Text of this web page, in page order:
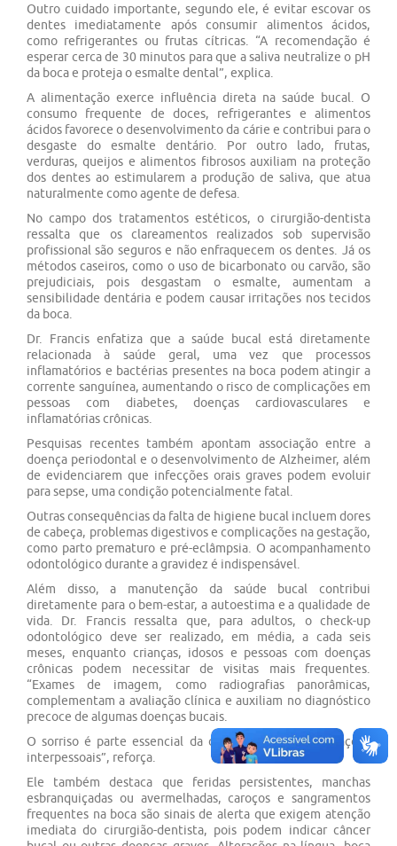
Outro cuidado importante, segundo ele, é evitar escovar os
dentes imediatamente após consumir alimentos ácidos,
como refrigerantes ou frutas cítricas. “A recomendação é
esperar cerca de 30 minutos para que a saliva neutralize o pH
da boca e proteja o esmalte dental”, explica.
A alimentação exerce influência direta na saúde bucal. O
consumo frequente de doces, refrigerantes e alimentos
ácidos favorece o desenvolvimento da cárie e contribui para o
desgaste do esmalte dentário. Por outro lado, frutas,
verduras, queijos e alimentos fibrosos auxiliam na proteção
dos dentes ao estimularem a produção de saliva, que atua
naturalmente como agente de defesa.
No campo dos tratamentos estéticos, o cirurgião-dentista
ressalta que os clareamentos realizados sob supervisão
profissional são seguros e não enfraquecem os dentes. Já os
métodos caseiros, como o uso de bicarbonato ou carvão, são
prejudiciais, pois desgastam o esmalte, aumentam a
sensibilidade dentária e podem causar irritações nos tecidos
da boca.
Dr. Francis enfatiza que a saúde bucal está diretamente
relacionada à saúde geral, uma vez que processos
inflamatórios e bactérias presentes na boca podem atingir a
corrente sanguínea, aumentando o risco de complicações em
pessoas com diabetes, doenças cardiovasculares e
inflamatórias crônicas.
Pesquisas recentes também apontam associação entre a
doença periodontal e o desenvolvimento de Alzheimer, além
de evidenciarem que infecções orais graves podem evoluir
para sepse, uma condição potencialmente fatal.
Outras consequências da falta de higiene bucal incluem dores
de cabeça, problemas digestivos e complicações na gestação,
como parto prematuro e pré-eclâmpsia. O acompanhamento
odontológico durante a gravidez é indispensável.
Além disso, a manutenção da saúde bucal contribui
diretamente para o bem-estar, a autoestima e a qualidade de
vida. Dr. Francis ressalta que, para adultos, o check-up
odontológico deve ser realizado, em média, a cada seis
meses, enquanto crianças, idosos e pessoas com doenças
crônicas podem necessitar de visitas mais frequentes.
“Exames de imagem, como radiografias panorâmicas,
complementam a avaliação clínica e auxiliam no diagnóstico
precoce de algumas doenças bucais.
O sorriso é parte essencial da comunicação e das relações
interpessoais”, reforça.
Ele também destaca que feridas persistentes, manchas
esbranquiçadas ou avermelhadas, caroços e sangramentos
frequentes na boca são sinais de alerta que exigem atenção
imediata do cirurgião-dentista, pois podem indicar câncer